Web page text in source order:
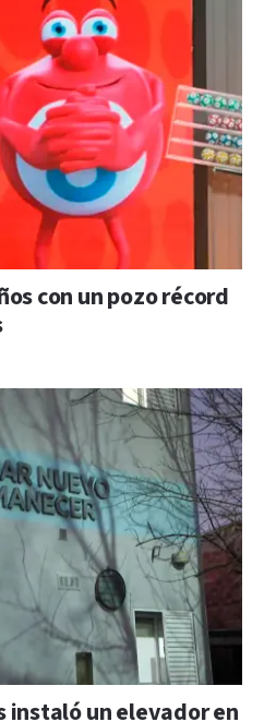
con un pozo récord
instaló un elevador en